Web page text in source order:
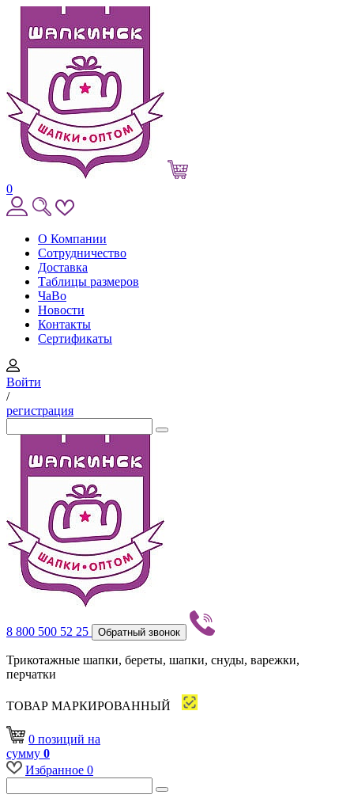
0
О Компании
Сотрудничество
Доставка
Таблицы размеров
ЧаВо
Новости
Контакты
Сертификаты
Войти
/
регистрация
8 800 500 52 25 Обратный звонок
Трикотажные шапки, береты, шапки, снуды, варежки,
перчатки
ТОВАР МАРКИРОВАННЫЙ
0 позиций на
сумму 0
Избранное 0